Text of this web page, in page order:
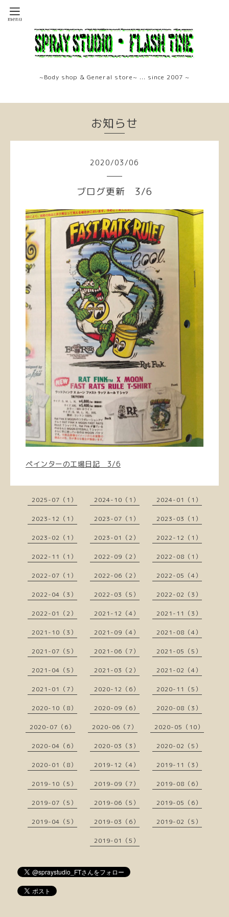
~Body shop & General store~ ... since 2007 ~
お知らせ
2020/03/06
ブログ更新 3/6
ペインターの工場日記 3/6
2025-07（1） 2024-10（1） 2024-01（1）
2023-12（1） 2023-07（1） 2023-03（1）
2023-02（1） 2023-01（2） 2022-12（1）
2022-11（1） 2022-09（2） 2022-08（1）
2022-07（1） 2022-06（2） 2022-05（4）
2022-04（3） 2022-03（5） 2022-02（3）
2022-01（2） 2021-12（4） 2021-11（3）
2021-10（3） 2021-09（4） 2021-08（4）
2021-07（5） 2021-06（7） 2021-05（5）
2021-04（5） 2021-03（2） 2021-02（4）
2021-01（7） 2020-12（6） 2020-11（5）
2020-10（8） 2020-09（6） 2020-08（3）
2020-07（6） 2020-06（7） 2020-05（10）
2020-04（6） 2020-03（3） 2020-02（5）
2020-01（8） 2019-12（4） 2019-11（3）
2019-10（5） 2019-09（7） 2019-08（6）
2019-07（5） 2019-06（5） 2019-05（6）
2019-04（5） 2019-03（6） 2019-02（5）
2019-01（5）